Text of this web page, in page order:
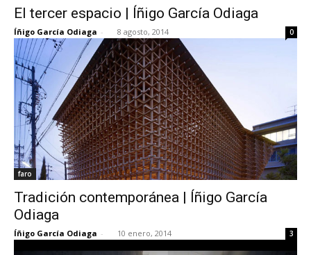
El tercer espacio | Íñigo García Odiaga
Íñigo García Odiaga - 8 agosto, 2014 0
faro
Tradición contemporánea | Íñigo García
Odiaga
Íñigo García Odiaga - 10 enero, 2014 3